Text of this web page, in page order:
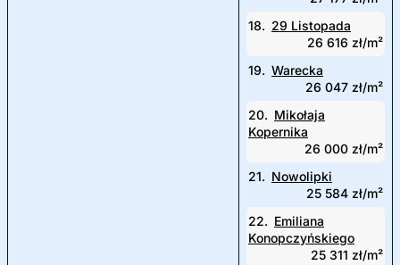
18. 29 Listopada
26 616 zł/m²
19. Warecka
26 047 zł/m²
20. Mikołaja
Kopernika
26 000 zł/m²
21. Nowolipki
25 584 zł/m²
22. Emiliana
Konopczyńskiego
25 311 zł/m²